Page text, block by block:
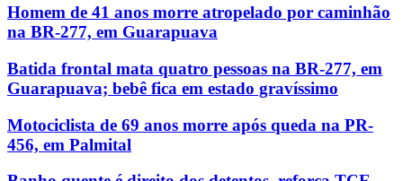
Homem de 41 anos morre atropelado por caminhão
na BR-277, em Guarapuava
Batida frontal mata quatro pessoas na BR-277, em
Guarapuava; bebê fica em estado gravíssimo
Motociclista de 69 anos morre após queda na PR-
456, em Palmital